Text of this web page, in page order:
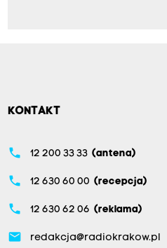
KONTAKT
phone 12 200 33 33 (antena)
phone 12 630 60 00 (recepcja)
phone 12 630 62 06 (reklama)
email redakcja@radiokrakow.pl